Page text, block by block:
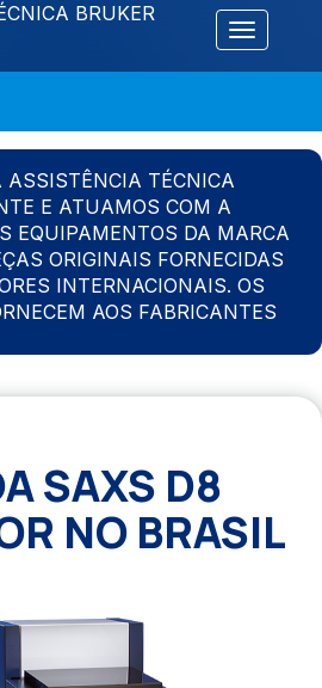
Alternar
ASSISTÊNCIA TÉCNICA
E ATUAMOS COM A
EQUIPAMENTOS DA MARCA
ORIGINAIS FORNECIDAS
INTERNACIONAIS. OS
AOS FABRICANTES
SAXS D8
NO BRASIL